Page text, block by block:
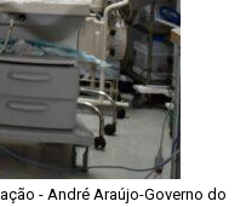
- André Araújo-Governo do